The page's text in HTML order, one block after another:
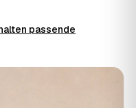
passende